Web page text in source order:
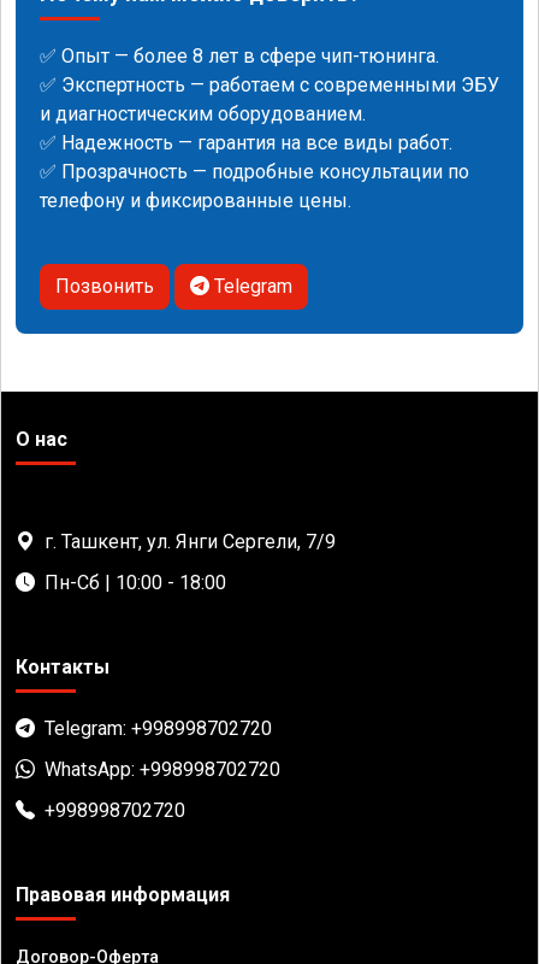
✅ Опыт — более 8 лет в сфере чип-тюнинга.
✅ Экспертность — работаем с современными ЭБУ
и диагностическим оборудованием.
✅ Надежность — гарантия на все виды работ.
✅ Прозрачность — подробные консультации по
телефону и фиксированные цены.
Позвонить Telegram
О нас
г. Ташкент, ул. Янги Сергели, 7/9
Пн-Сб | 10:00 - 18:00
Контакты
Telegram: +998998702720
WhatsApp: +998998702720
+998998702720
Правовая информация
Договор-Оферта